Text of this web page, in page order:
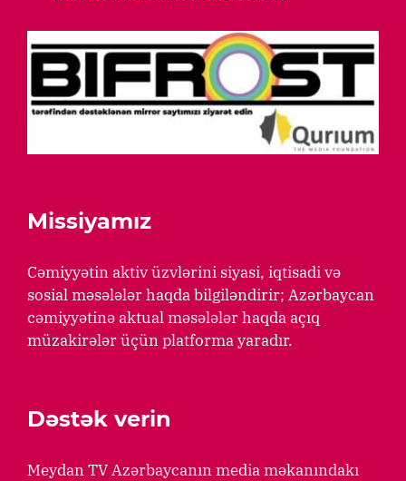
Missiyamız
Cəmiyyətin aktiv üzvlərini siyasi, iqtisadi və
sosial məsələlər haqda bilgiləndirir; Azərbaycan
cəmiyyətinə aktual məsələlər haqda açıq
müzakirələr üçün platforma yaradır.
Dəstək verin
Meydan TV Azərbaycanın media məkanındakı